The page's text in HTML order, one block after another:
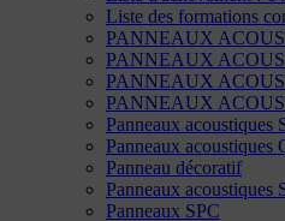
Liste des formations
PANNEAUX
PANNEAUX
PANNEAUX
PANNEAUX
Panneaux
Panneaux acoustiques
Panneau décoratif
Panneaux
Panneaux SPC